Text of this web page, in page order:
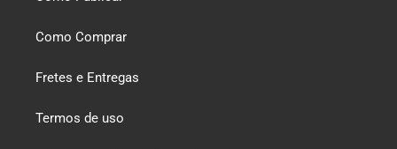
Como Comprar
Fretes e Entregas
Termos de uso